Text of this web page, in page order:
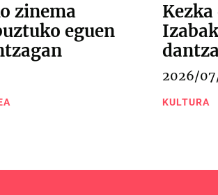
zinema
eguen
2026/
KULTURA